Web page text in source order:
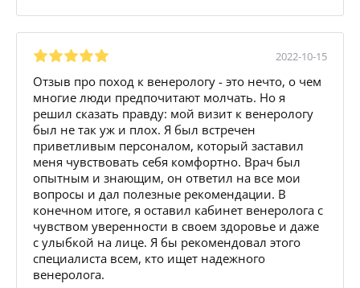
2022-10-15
Отзыв про поход к венерологу - это нечто, о чем
многие люди предпочитают молчать. Но я
решил сказать правду: мой визит к венерологу
был не так уж и плох. Я был встречен
приветливым персоналом, который заставил
меня чувствовать себя комфортно. Врач был
опытным и знающим, он ответил на все мои
вопросы и дал полезные рекомендации. В
конечном итоге, я оставил кабинет венеролога с
чувством уверенности в своем здоровье и даже
с улыбкой на лице. Я бы рекомендовал этого
специалиста всем, кто ищет надежного
венеролога.